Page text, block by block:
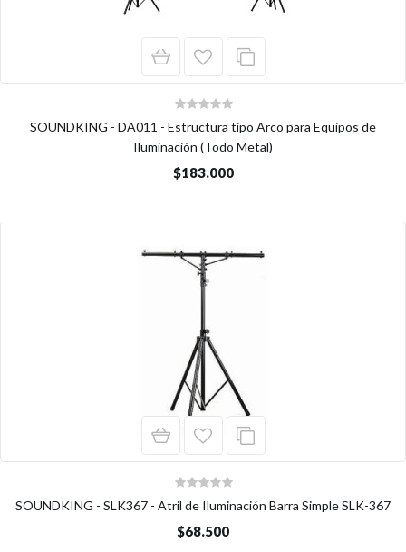
SOUNDKING - DA011 - Estructura tipo Arco para Equipos de
Iluminación (Todo Metal)
$183.000
SOUNDKING - SLK367 - Atril de Iluminación Barra Simple SLK-367
$68.500